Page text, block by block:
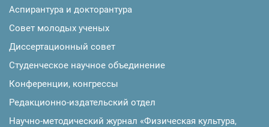
Аспирантура и докторантура
Совет молодых ученых
Диссертационный совет
Студенческое научное объединение
Конференции, конгрессы
Редакционно-издательский отдел
Научно-методический журнал «Физическая культура,